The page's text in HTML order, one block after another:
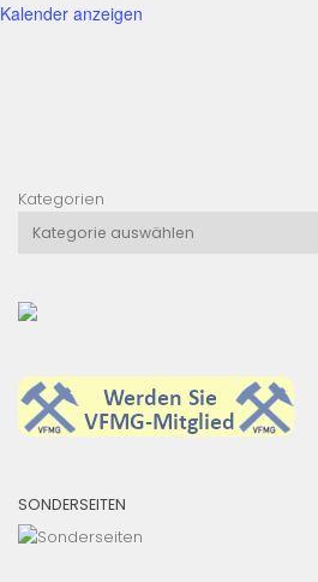
Kalender anzeigen
Kategorien
SONDERSEITEN